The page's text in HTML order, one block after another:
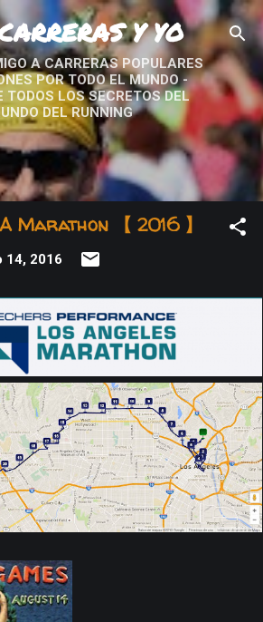
al contenido principalY YO
A CARRERAS POPULARES
POR TODO EL MUNDO -
TODOS LOS SECRETOS DEL
DEL RUNNING
Marathon 【 2016 】
14, 2016